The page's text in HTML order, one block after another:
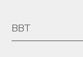
Hoofdmenu
BBT